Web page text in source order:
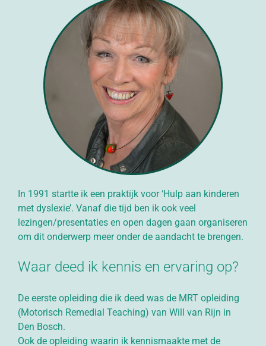
In 1991 startte ik een praktijk voor ‘Hulp aan kinderen
met dyslexie’. Vanaf die tijd ben ik ook veel
lezingen/presentaties en open dagen gaan organiseren
om dit onderwerp meer onder de aandacht te brengen.
Waar deed ik kennis en ervaring op?
De eerste opleiding die ik deed was de MRT opleiding
(Motorisch Remedial Teaching) van Will van Rijn in
Den Bosch.
Ook de opleiding waarin ik kennismaakte met de